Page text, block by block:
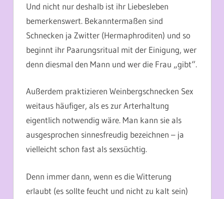
Und nicht nur deshalb ist ihr Liebesleben
bemerkenswert. Bekanntermaßen sind
Schnecken ja Zwitter (Hermaphroditen) und so
beginnt ihr Paarungsritual mit der Einigung, wer
denn diesmal den Mann und wer die Frau „gibt“.
Außerdem praktizieren Weinbergschnecken Sex
weitaus häufiger, als es zur Arterhaltung
eigentlich notwendig wäre. Man kann sie als
ausgesprochen sinnesfreudig bezeichnen – ja
vielleicht schon fast als sexsüchtig.
Denn immer dann, wenn es die Witterung
erlaubt (es sollte feucht und nicht zu kalt sein)